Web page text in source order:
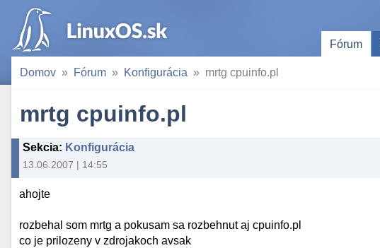
Fórum
Domov Fórum Konfigurácia mrtg cpuinfo.pl
mrtg cpuinfo.pl
Sekcia: Konfigurácia
13.06.2007 | 14:55
ahojte
rozbehal som mrtg a pokusam sa rozbehnut aj cpuinfo.pl
co je prilozeny v zdrojakoch avsak